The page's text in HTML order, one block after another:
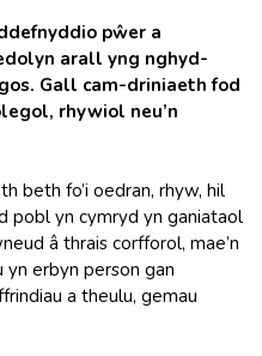
pŵer a
arall yng nghyd-
Gall cam-driniaeth fod
rhywiol neu’n
beth fo’i oedran, rhyw, hil
pobl yn cymryd yn ganiataol
â thrais corfforol, mae’n
erbyn person gan
a theulu, gemau